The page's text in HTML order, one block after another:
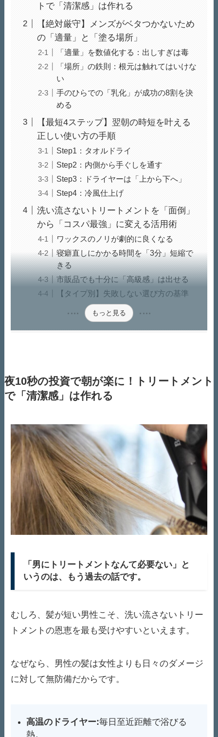
トで「清潔感」は作れる
【絶対厳守】メンズがベタつかないため
の「適量」と「塗る場所」
「適量」を数値化する：出しすぎは毒
「場所」の鉄則：根元は触れてはいけな
い
手のひらでの「乳化」が成功の8割を決
める
【最短4ステップ】翌朝の時短を叶える
正しい使い方の手順
Step1：タオルドライ
Step2：内側から手ぐしを通す
Step3：ドライヤーは「上から下へ」
Step4：冷風仕上げ
洗い流さないトリートメントを「面倒」
から「コスパ最強」に変える活用術
ワックスのノリが劇的に良くなる
寝癖直しにかかる時間を「3分」短縮で
きる
市販品でも十分に「高級感」は出せる
【タイプ別】失敗しない選び方の基準
もっと見る
夜10秒の投資で朝が楽に！トリートメント
で「清潔感」は作れる
「男にトリートメントなんて必要ない」と
いうのは、もう過去の話です。
むしろ、髪が短い男性こそ、洗い流さないトリー
トメントの恩恵を最も受けやすいといえます。
なぜなら、男性の髪は女性よりも日々のダメージ
に対して無防備だからです。
高温のドライヤー:毎日至近距離で浴びる
熱。